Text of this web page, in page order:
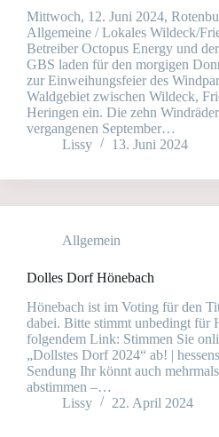
Mittwoch, 12. Juni 2024,
Allgemeine / Lokales Wildeck/
Betreiber Octopus Energy und
GBS laden für den morgigen
zur Einweihungsfeier des
Waldgebiet zwischen Wildeck,
Heringen ein. Die zehn
vergangenen September…
Lissy
13. Juni 2024
Allgemein
Dolles Dorf Hönebach
Hönebach ist im Voting für den
dabei. Bitte stimmt unbedingt für
folgendem Link: Stimmen Sie
„Dollstes Dorf 2024“ ab! |
Sendung Ihr könnt auch
abstimmen –…
Lissy
22. April 2024